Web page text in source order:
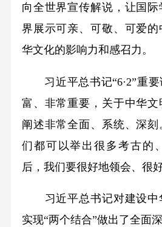
向全世界宣传解说，让国
界展示可亲、可敬、可爱
华文化的影响力和感召力。
习近平总书记“6·2”重要
富、非常重要，关于中华
阐述非常全面、系统、深
们都可以举出很多考古的
后，我们要很好地领会、很
习近平总书记对建设中
实现“两个结合”做出了全面